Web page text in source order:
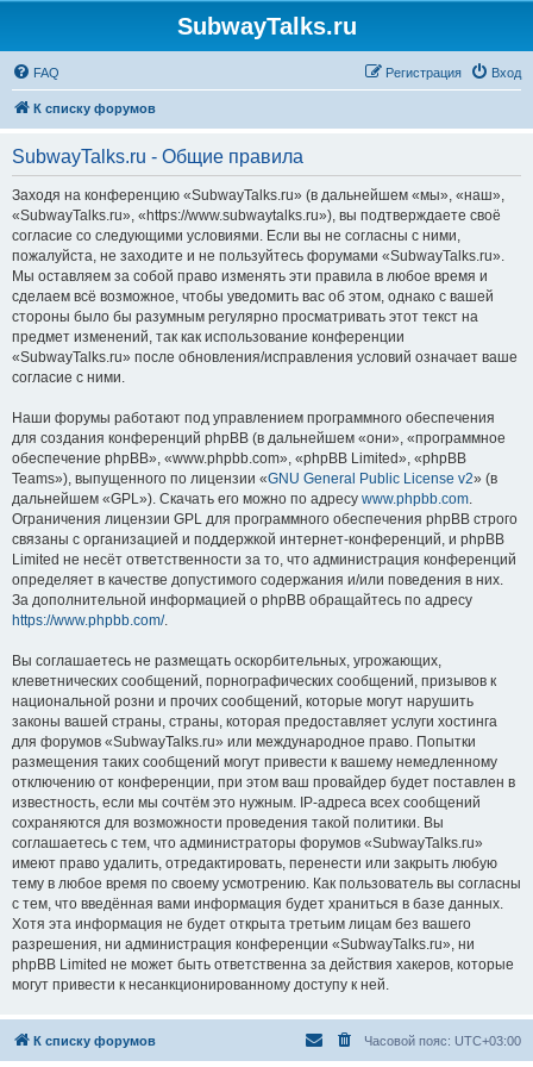
SubwayTalks.ru
FAQ Вход
Регистрация
К списку форумов
SubwayTalks.ru - Общие правила
Заходя на конференцию «SubwayTalks.ru» (в дальнейшем «мы», «наш»,
«SubwayTalks.ru», «https://www.subwaytalks.ru»), вы подтверждаете своё
согласие со следующими условиями. Если вы не согласны с ними,
пожалуйста, не заходите и не пользуйтесь форумами «SubwayTalks.ru».
Мы оставляем за собой право изменять эти правила в любое время и
сделаем всё возможное, чтобы уведомить вас об этом, однако с вашей
стороны было бы разумным регулярно просматривать этот текст на
предмет изменений, так как использование конференции
«SubwayTalks.ru» после обновления/исправления условий означает ваше
согласие с ними.
Наши форумы работают под управлением программного обеспечения
для создания конференций phpBB (в дальнейшем «они», «программное
обеспечение phpBB», «www.phpbb.com», «phpBB Limited», «phpBB
Teams»), выпущенного по лицензии «GNU General Public License v2» (в
дальнейшем «GPL»). Скачать его можно по адресу www.phpbb.com.
Ограничения лицензии GPL для программного обеспечения phpBB строго
связаны с организацией и поддержкой интернет-конференций, и phpBB
Limited не несёт ответственности за то, что администрация конференций
определяет в качестве допустимого содержания и/или поведения в них.
За дополнительной информацией о phpBB обращайтесь по адресу
https://www.phpbb.com/.
Вы соглашаетесь не размещать оскорбительных, угрожающих,
клеветнических сообщений, порнографических сообщений, призывов к
национальной розни и прочих сообщений, которые могут нарушить
законы вашей страны, страны, которая предоставляет услуги хостинга
для форумов «SubwayTalks.ru» или международное право. Попытки
размещения таких сообщений могут привести к вашему немедленному
отключению от конференции, при этом ваш провайдер будет поставлен в
известность, если мы сочтём это нужным. IP-адреса всех сообщений
сохраняются для возможности проведения такой политики. Вы
соглашаетесь с тем, что администраторы форумов «SubwayTalks.ru»
имеют право удалить, отредактировать, перенести или закрыть любую
тему в любое время по своему усмотрению. Как пользователь вы согласны
с тем, что введённая вами информация будет храниться в базе данных.
Хотя эта информация не будет открыта третьим лицам без вашего
разрешения, ни администрация конференции «SubwayTalks.ru», ни
phpBB Limited не может быть ответственна за действия хакеров, которые
могут привести к несанкционированному доступу к ней.
К списку форумов Часовой пояс: UTC+03:00